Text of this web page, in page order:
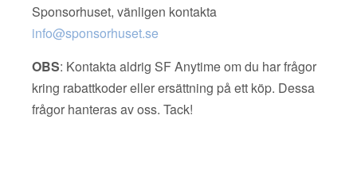
Sponsorhuset, vänligen kontakta
info@sponsorhuset.se
OBS: Kontakta aldrig SF Anytime om du har frågor
kring rabattkoder eller ersättning på ett köp. Dessa
frågor hanteras av oss. Tack!